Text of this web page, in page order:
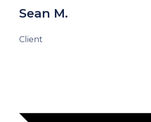
Sean M.
Client